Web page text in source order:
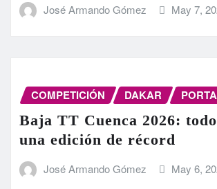
José Armando Gómez May 7,
COMPETICIÓN DAKAR
Baja TT Cuenca 2026:
una edición de récord
José Armando Gómez May 6,